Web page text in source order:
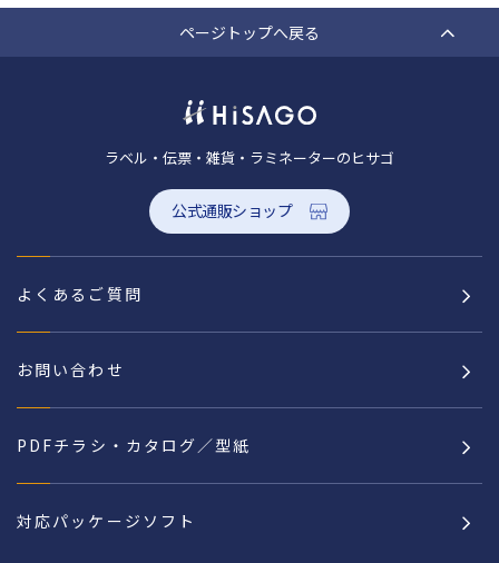
ページトップへ戻る
ラベル・伝票・雑貨・ラミネーターのヒサゴ
公式通販ショップ
よくあるご質問
お問い合わせ
PDFチラシ・カタログ／型紙
対応パッケージソフト